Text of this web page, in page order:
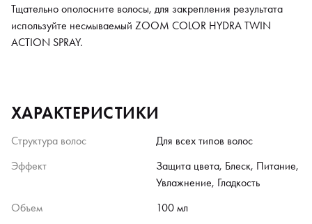
Тщательно ополосните волосы, для закрепления результата
используйте несмываемый ZOOM COLOR HYDRA TWIN
ACTION SPRAY.
ХАРАКТЕРИСТИКИ
Структура волос
Для всех типов волос
Эффект
Защита цвета, Блеск, Питание,
Увлажнение, Гладкость
Объем
100 мл